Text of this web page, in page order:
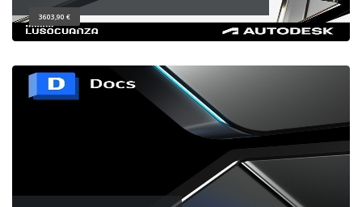
3603,90 €